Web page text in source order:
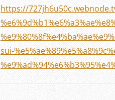
https://
sui-